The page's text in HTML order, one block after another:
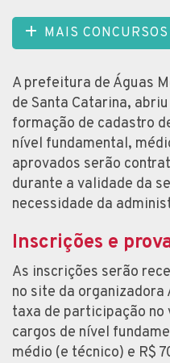
MAIS
A prefeitura de Águas
de Santa Catarina,
formação de cadastro
nível fundamental,
aprovados serão
durante a validade da
necessidade da
Inscrições e
As inscrições serão
no site da organizadora
taxa de participação no
cargos de nível
médio (e técnico) e R$